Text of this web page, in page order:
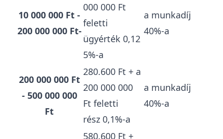
10 000 000 Ft -
200 000 000 Ft-
000 000 Ft
feletti
ügyérték 0,12
5%-a
a munkadíj
40%-a
200 000 000 Ft
- 500 000 000
Ft
280.600 Ft + a
200 000 000
Ft feletti
rész 0,1%-a
a munkadíj
40%-a
580.600 Ft +